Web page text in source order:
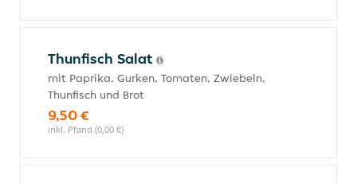
Thunfisch Salat
mit Paprika, Gurken, Tomaten, Zwiebeln,
Thunfisch und Brot
9,50 €
inkl. Pfand (0,00 €)